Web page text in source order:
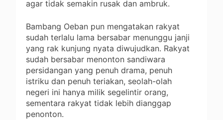
agar tidak semakin rusak dan ambruk.
Bambang Oeban pun mengatakan rakyat
sudah terlalu lama bersabar menunggu janji
yang rak kunjung nyata diwujudkan. Rakyat
sudah bersabar menonton sandiwara
persidangan yang penuh drama, penuh
istriku dan penuh teriakan, seolah-olah
negeri ini hanya milik segelintir orang,
sementara rakyat tidak lebih dianggap
penonton.